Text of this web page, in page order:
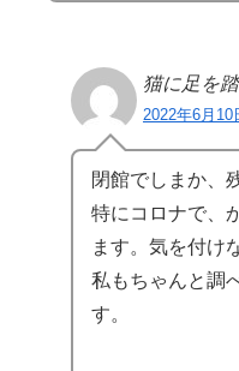
猫に足を
2022年6月10
閉館でしまか、
特にコロナで、
ます。気を付け
私もちゃんと調
す。